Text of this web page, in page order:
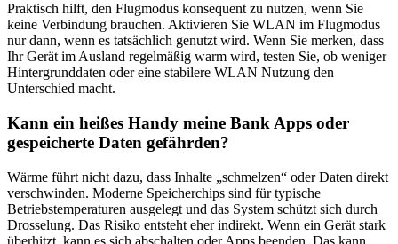
Praktisch hilft, den Flugmodus konsequent zu nutzen, wenn Sie
keine Verbindung brauchen. Aktivieren Sie WLAN im Flugmodus
nur dann, wenn es tatsächlich genutzt wird. Wenn Sie merken, dass
Ihr Gerät im Ausland regelmäßig warm wird, testen Sie, ob weniger
Hintergrunddaten oder eine stabilere WLAN Nutzung den
Unterschied macht.
Kann ein heißes Handy meine Bank Apps oder
gespeicherte Daten gefährden?
Wärme führt nicht dazu, dass Inhalte „schmelzen“ oder Daten direkt
verschwinden. Moderne Speicherchips sind für typische
Betriebstemperaturen ausgelegt und das System schützt sich durch
Drosselung. Das Risiko entsteht eher indirekt. Wenn ein Gerät stark
überhitzt, kann es sich abschalten oder Apps beenden. Das kann